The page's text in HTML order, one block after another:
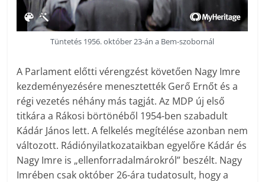
Tüntetés 1956. október 23-án a Bem-szobornál
A Parlament előtti vérengzést követően Nagy Imre
kezdeményezésére menesztették Gerő Ernőt és a
régi vezetés néhány más tagját. Az MDP új első
titkára a Rákosi börtönéből 1954-ben szabadult
Kádár János lett. A felkelés megítélése azonban nem
változott. Rádiónyilatkozataikban egyelőre Kádár és
Nagy Imre is „ellenforradalmárokról” beszélt. Nagy
Imrében csak október 26-ára tudatosult, hogy a